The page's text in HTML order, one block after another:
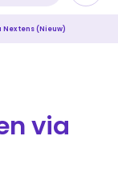
(Nieuw)
via